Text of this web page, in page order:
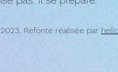
Refonte réalisée par